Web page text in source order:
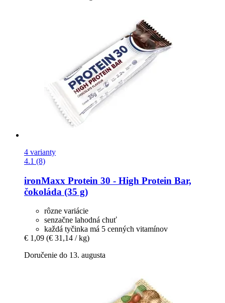
4 varianty
4.1 (8)
ironMaxx Protein 30 -​ High Protein Bar,
čokoláda (35 g)
rôzne variácie
senzačne lahodná chuť
každá tyčinka má 5 cenných vitamínov
€ 1,09 (€ 31,14 / kg)
Doručenie do 13. augusta